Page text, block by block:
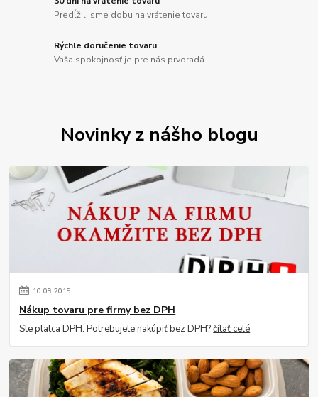
Predĺžili sme dobu na vrátenie tovaru
Rýchle doručenie tovaru
Vaša spokojnosť je pre nás prvoradá
Novinky z nášho blogu
10.09.2019
Nákup tovaru pre firmy bez DPH
Ste platca DPH. Potrebujete nakúpiť bez DPH?čítať celé